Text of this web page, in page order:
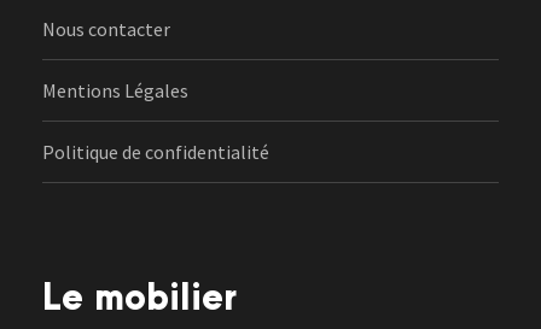
Nous contacter
Mentions Légales
Politique de confidentialité
Le mobilier